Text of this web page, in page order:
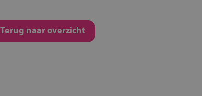
Terug naar overzicht